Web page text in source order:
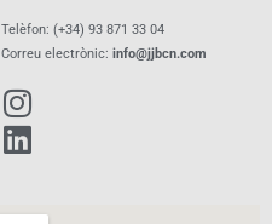
Telèfon: (+34) 93 871 33 04
Correu electrònic: info@jjbcn.com